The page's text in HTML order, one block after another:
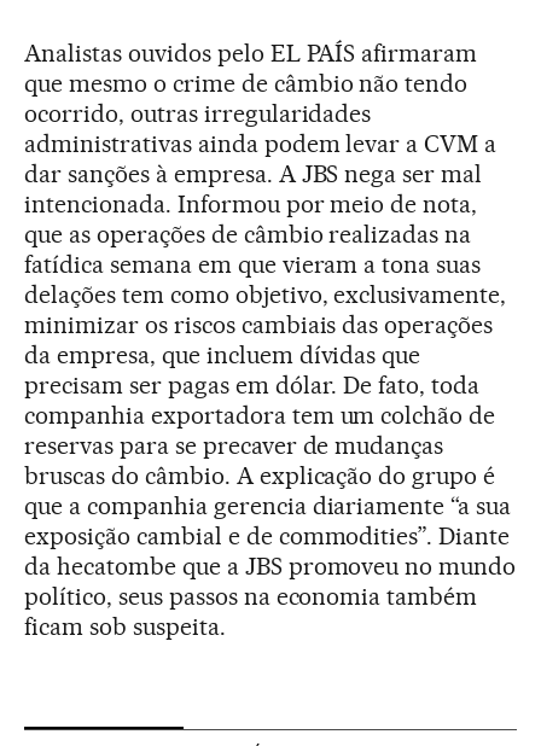
Analistas ouvidos pelo EL PAÍS afirmaram
que mesmo o crime de câmbio não tendo
ocorrido, outras irregularidades
administrativas ainda podem levar a CVM a
dar sanções à empresa. A JBS nega ser mal
intencionada. Informou por meio de nota,
que as operações de câmbio realizadas na
fatídica semana em que vieram a tona suas
delações tem como objetivo, exclusivamente,
minimizar os riscos cambiais das operações
da empresa, que incluem dívidas que
precisam ser pagas em dólar. De fato, toda
companhia exportadora tem um colchão de
reservas para se precaver de mudanças
bruscas do câmbio. A explicação do grupo é
que a companhia gerencia diariamente “a sua
exposição cambial e de commodities”. Diante
da hecatombe que a JBS promoveu no mundo
político, seus passos na economia também
ficam sob suspeita.